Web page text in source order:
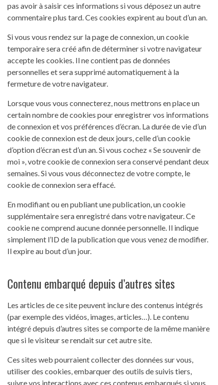
pas avoir à saisir ces informations si vous déposez un autre
commentaire plus tard. Ces cookies expirent au bout d’un an.
Si vous vous rendez sur la page de connexion, un cookie
temporaire sera créé afin de déterminer si votre navigateur
accepte les cookies. Il ne contient pas de données
personnelles et sera supprimé automatiquement à la
fermeture de votre navigateur.
Lorsque vous vous connecterez, nous mettrons en place un
certain nombre de cookies pour enregistrer vos informations
de connexion et vos préférences d’écran. La durée de vie d’un
cookie de connexion est de deux jours, celle d’un cookie
d’option d’écran est d’un an. Si vous cochez « Se souvenir de
moi », votre cookie de connexion sera conservé pendant deux
semaines. Si vous vous déconnectez de votre compte, le
cookie de connexion sera effacé.
En modifiant ou en publiant une publication, un cookie
supplémentaire sera enregistré dans votre navigateur. Ce
cookie ne comprend aucune donnée personnelle. Il indique
simplement l’ID de la publication que vous venez de modifier.
Il expire au bout d’un jour.
Contenu embarqué depuis d’autres sites
Les articles de ce site peuvent inclure des contenus intégrés
(par exemple des vidéos, images, articles…). Le contenu
intégré depuis d’autres sites se comporte de la même manière
que si le visiteur se rendait sur cet autre site.
Ces sites web pourraient collecter des données sur vous,
utiliser des cookies, embarquer des outils de suivis tiers,
suivre vos interactions avec ces contenus embarqués si vous